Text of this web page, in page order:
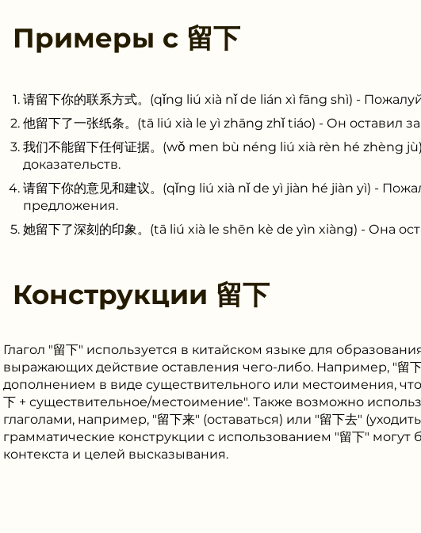
Примеры с 留下
请留下你的联系方式。(qǐng liú xià nǐ de lián xì fāng shì) -
他留下了一张纸条。(tā liú xià le yì zhāng zhǐ tiáo) - Он оставил
我们不能留下任何证据。(wǒ men bù néng liú xià rèn hé zhèng
доказательств.
请留下你的意见和建议。(qǐng liú xià nǐ de yì jiàn hé jiàn yì) -
предложения.
她留下了深刻的印象。(tā liú xià le shēn kè de yìn xiàng) - Она
Конструкции 留下
Глагол "留下" используется в китайском языке для
выражающих действие оставления чего-либо. Например, "留
дополнением в виде существительного или местоимения,
下 + существительное/местоимение". Также возможно
глаголами, например, "留下来" (оставаться) или "留下去"
грамматические конструкции с использованием "留下"
контекста и целей высказывания.